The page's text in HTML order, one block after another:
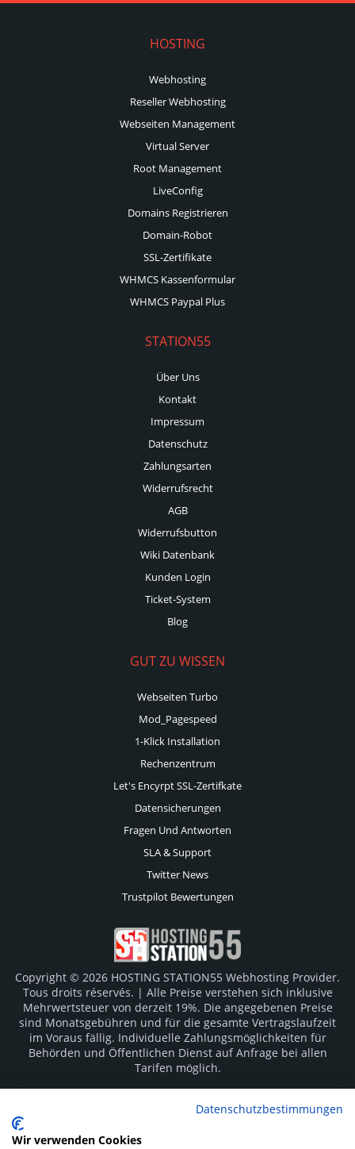
HOSTING
Webhosting
Reseller Webhosting
Webseiten Management
Virtual Server
Root Management
LiveConfig
Domains Registrieren
Domain-Robot
SSL-Zertifikate
WHMCS Kassenformular
WHMCS Paypal Plus
STATION55
Über Uns
Kontakt
Impressum
Datenschutz
Zahlungsarten
Widerrufsrecht
AGB
Widerrufsbutton
Wiki Datenbank
Kunden Login
Ticket-System
Blog
GUT ZU WISSEN
Webseiten Turbo
Mod_Pagespeed
1-Klick Installation
Rechenzentrum
Let's Encyrpt SSL-Zertifkate
Datensicherungen
Fragen Und Antworten
SLA & Support
Twitter News
Trustpilot Bewertungen
Copyright © 2026 HOSTING STATION55 Webhosting Provider.
Tous droits réservés. | Alle Preise verstehen sich inklusive
Mehrwertsteuer von derzeit 19%. Die angegebenen Preise
sind Monatsgebühren und für die gesamte Vertragslaufzeit
im Voraus fällig. Individuelle Zahlungsmöglichkeiten für
Behörden und Öffentlichen Dienst auf Anfrage bei allen
Tarifen möglich.
Hersteller. Irrtümer vorbehalten.Datenschutzbestimmungen
Wir verwenden Cookies